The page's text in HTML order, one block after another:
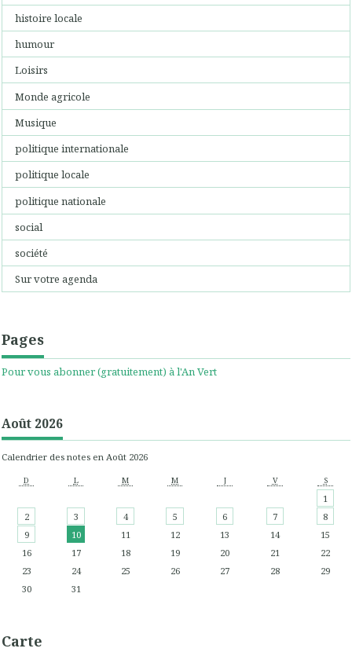
histoire locale
humour
Loisirs
Monde agricole
Musique
politique internationale
politique locale
politique nationale
social
société
Sur votre agenda
Pages
Pour vous abonner (gratuitement) à l'An Vert
Août 2026
Calendrier des notes en Août 2026
D L M M J V S
1
2
3 4 5 6 7
8
9
10 11 12 13 14
15
16
17 18 19 20 21
22
23
24 25 26 27 28
29
30
31
Carte